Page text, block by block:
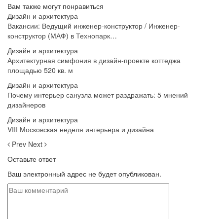
Вам также могут понравиться
Дизайн и архитектура
Вакансии: Ведущий инженер-конструктор / Инженер-
конструктор (МАФ) в Технопарк…
Дизайн и архитектура
Архитектурная симфония в дизайн-проекте коттеджа
площадью 520 кв. м
Дизайн и архитектура
Почему интерьер санузла может раздражать: 5 мнений
дизайнеров
Дизайн и архитектура
VIII Московская неделя интерьера и дизайна
Prev Next
Оставьте ответ
Ваш электронный адрес не будет опубликован.